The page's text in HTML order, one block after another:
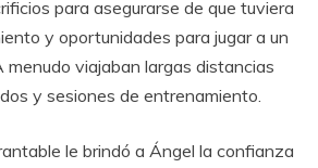
para asegurarse de que tuviera
y oportunidades para jugar a un
viajaban largas distancias
y sesiones de entrenamiento.
le brindó a Ángel la confianza